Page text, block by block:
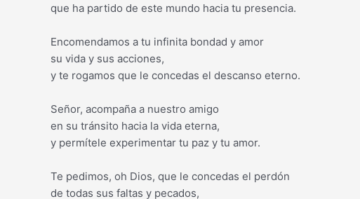
que ha partido de este mundo hacia tu presencia.
Encomendamos a tu infinita bondad y amor
su vida y sus acciones,
y te rogamos que le concedas el descanso eterno.
Señor, acompaña a nuestro amigo
en su tránsito hacia la vida eterna,
y permítele experimentar tu paz y tu amor.
Te pedimos, oh Dios, que le concedas el perdón
de todas sus faltas y pecados,